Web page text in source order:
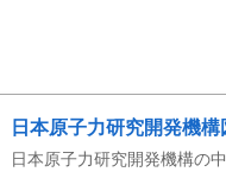
日本原子力研究開発機
日本原子力研究開発機構の